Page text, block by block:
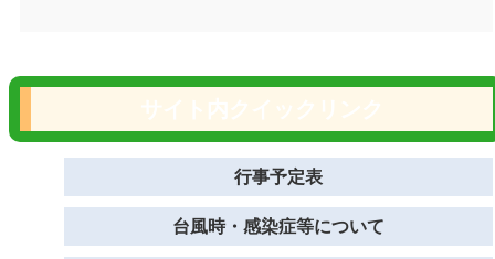
行事予定表
台風時・感染症等について